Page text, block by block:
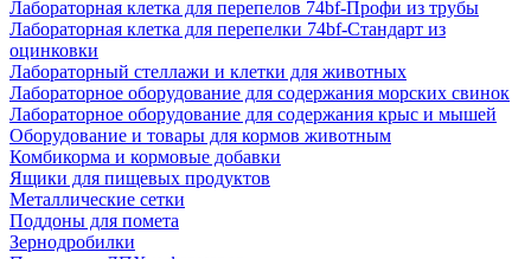
Лабораторная клетка для перепелов 74bf-Профи из трубы
Лабораторная клетка для перепелки 74bf-Стандарт из
оцинковки
Лабораторный стеллажи и клетки для животных
Лабораторное оборудование для содержания морских свинок
Лабораторное оборудование для содержания крыс и мышей
Оборудование и товары для кормов животным
Комбикорма и кормовые добавки
Ящики для пищевых продуктов
Металлические сетки
Поддоны для помета
Зернодробилки